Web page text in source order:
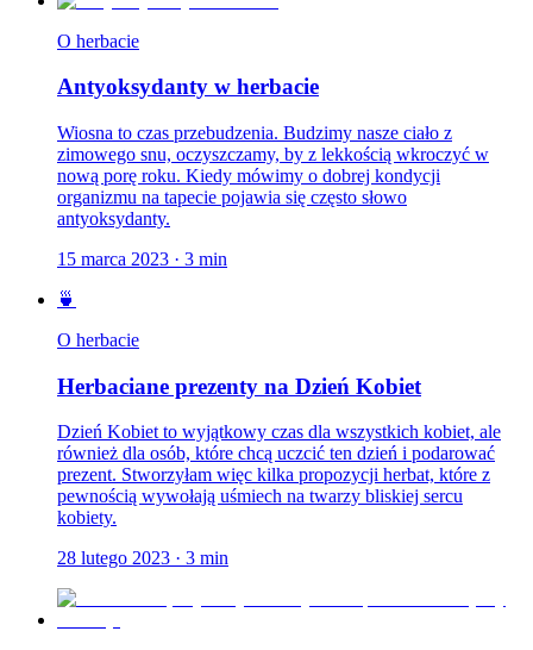
O herbacie
Antyoksydanty w herbacie
Wiosna to czas przebudzenia. Budzimy nasze ciało z
zimowego snu, oczyszczamy, by z lekkością wkroczyć w
nową porę roku. Kiedy mówimy o dobrej kondycji
organizmu na tapecie pojawia się często słowo
antyoksydanty.
15 marca 2023 · 3 min
🍵
O herbacie
Herbaciane prezenty na Dzień Kobiet
Dzień Kobiet to wyjątkowy czas dla wszystkich kobiet, ale
również dla osób, które chcą uczcić ten dzień i podarować
prezent. Stworzyłam więc kilka propozycji herbat, które z
pewnością wywołają uśmiech na twarzy bliskiej sercu
kobiety.
28 lutego 2023 · 3 min